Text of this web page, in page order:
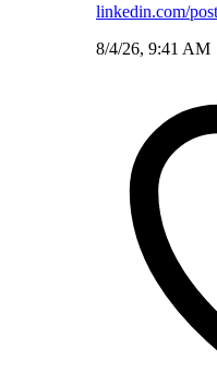
linkedin.com/
8/4/26, 9:41 AM